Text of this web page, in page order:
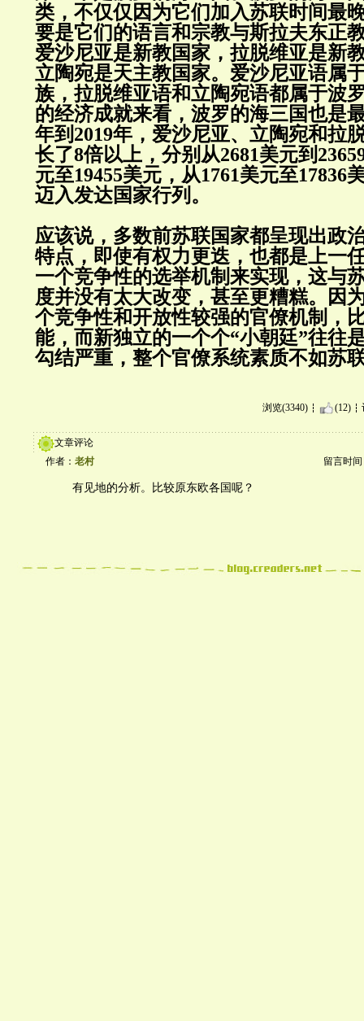
类，不仅仅因为它们加入苏联时间最
要是它们的语言和宗教与斯拉夫东正
爱沙尼亚是新教国家，拉脱维亚是新
立陶宛是天主教国家。爱沙尼亚语属
族，拉脱维亚语和立陶宛语都属于波
的经济成就来看，波罗的海三国也是
年到2019年，爱沙尼亚、立陶宛和拉
长了8倍以上，分别从2681美元到
元至19455美元，从1761美元至17836
迈入发达国家行列。
应该说，多数前苏联国家都呈现出政
特点，即使有权力更迭，也都是上一
一个竞争性的选举机制来实现，这与
度并没有太大改变，甚至更糟糕。因
个竞争性和开放性较强的官僚机制，
能，而新独立的一个个“小朝廷”往往
勾结严重，整个官僚系统素质不如苏
浏览(3340) (12)
文章评论
作者： 老村 留言时间
有见地的分析。比较原东欧各国呢？